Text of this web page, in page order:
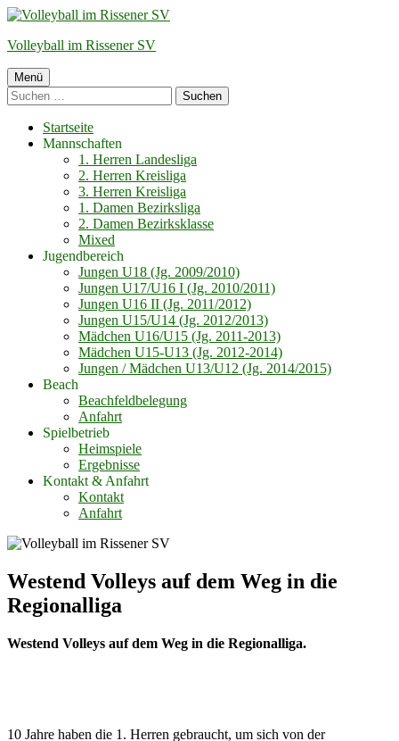
Springe
Inhalt
Volleyball im Rissener SV
Primäres
Menü
Menü
Suchen
nach:
Startseite
Mannschaften
1. Herren Landesliga
2. Herren Kreisliga
3. Herren Kreisliga
1. Damen Bezirksliga
2. Damen Bezirksklasse
Mixed
Jugendbereich
Jungen U18 (Jg. 2009/2010)
Jungen U17/U16 I (Jg. 2010/2011)
Jungen U16 II (Jg. 2011/2012)
Jungen U15/U14 (Jg. 2012/2013)
Mädchen U16/U15 (Jg. 2011-2013)
Mädchen U15-U13 (Jg. 2012-2014)
Jungen / Mädchen U13/U12 (Jg. 2014/2015)
Beach
Beachfeldbelegung
Anfahrt
Spielbetrieb
Heimspiele
Ergebnisse
Kontakt & Anfahrt
Kontakt
Anfahrt
Westend Volleys auf dem Weg in die
Regionalliga
Westend Volleys auf dem Weg in die Regionalliga.
10 Jahre haben die 1. Herren gebraucht, um sich von der